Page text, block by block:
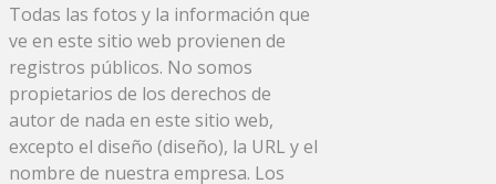
Todas las fotos y la información que
ve en este sitio web provienen de
registros públicos. No somos
propietarios de los derechos de
autor de nada en este sitio web,
excepto el diseño (diseño), la URL y el
nombre de nuestra empresa. Los